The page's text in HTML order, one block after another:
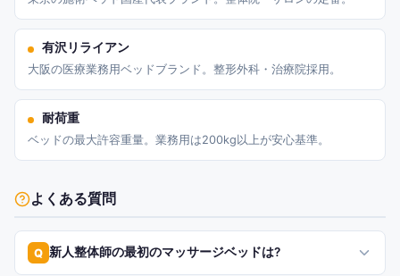
有沢リライアン
大阪の医療業務用ベッドブランド。整形外科・治療院採用。
耐荷重
ベッドの最大許容重量。業務用は200kg以上が安心基準。
よくある質問
Q 新人整体師の最初のマッサージベッドは?